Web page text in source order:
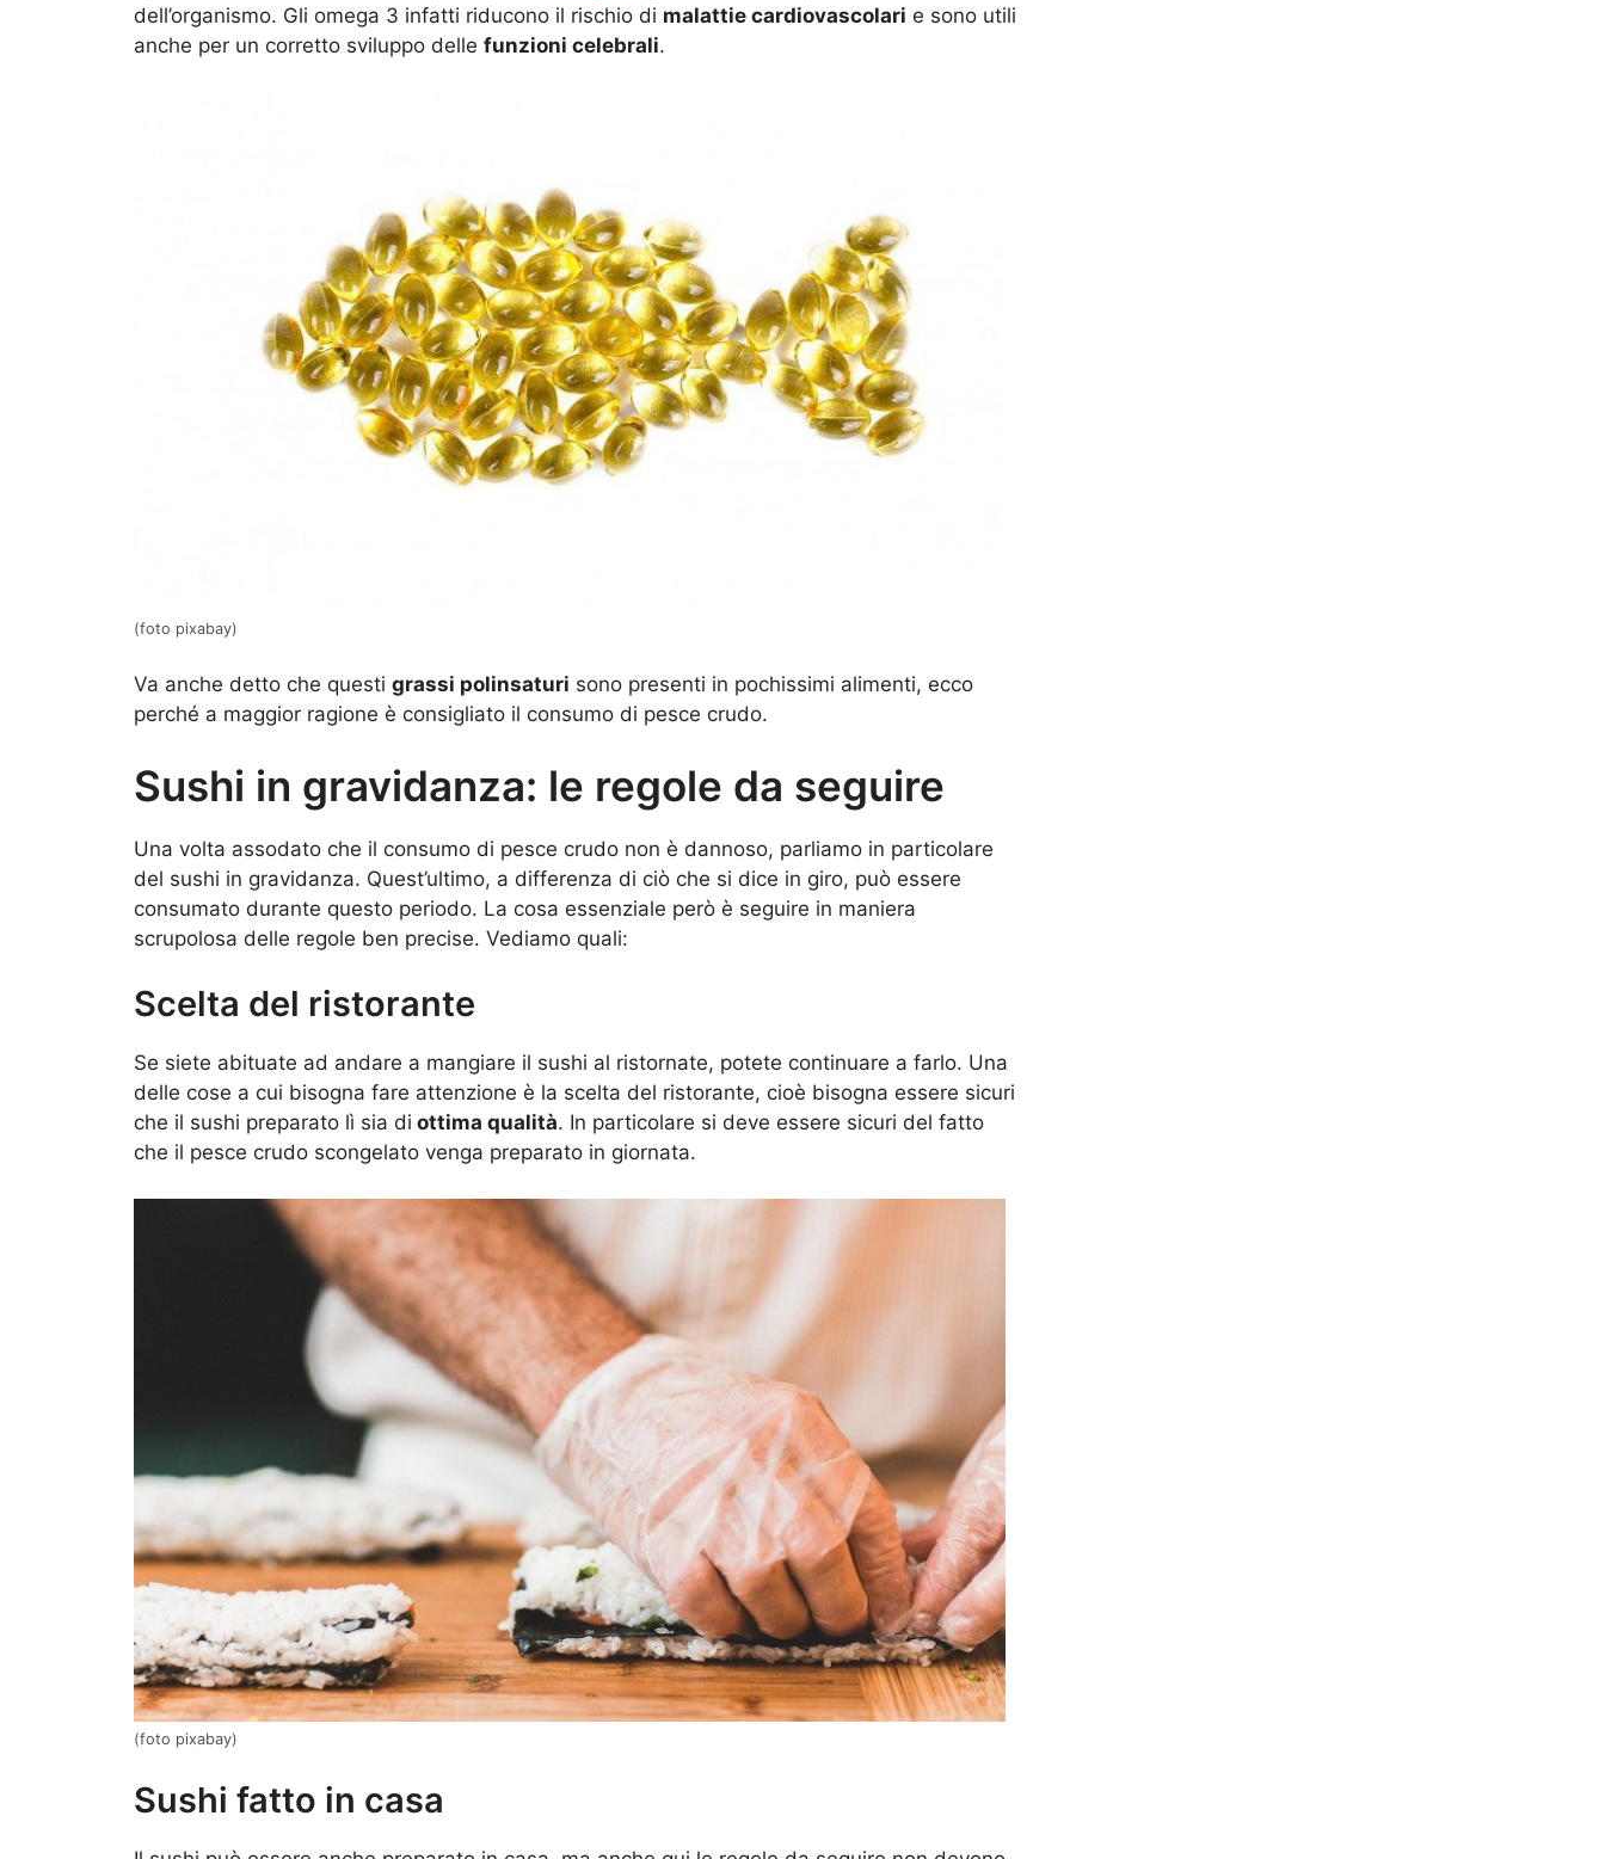
dell’organismo. Gli omega 3 infatti riducono il rischio di malattie cardiovascolari e sono utili
anche per un corretto sviluppo delle funzioni celebrali.
(foto pixabay)
Va anche detto che questi grassi polinsaturi sono presenti in pochissimi alimenti, ecco
perché a maggior ragione è consigliato il consumo di pesce crudo.
Sushi in gravidanza: le regole da seguire
Una volta assodato che il consumo di pesce crudo non è dannoso, parliamo in particolare
del sushi in gravidanza. Quest’ultimo, a differenza di ciò che si dice in giro, può essere
consumato durante questo periodo. La cosa essenziale però è seguire in maniera
scrupolosa delle regole ben precise. Vediamo quali:
Scelta del ristorante
Se siete abituate ad andare a mangiare il sushi al ristornate, potete continuare a farlo. Una
delle cose a cui bisogna fare attenzione è la scelta del ristorante, cioè bisogna essere sicuri
che il sushi preparato lì sia di ottima qualità. In particolare si deve essere sicuri del fatto
che il pesce crudo scongelato venga preparato in giornata.
(foto pixabay)
Sushi fatto in casa